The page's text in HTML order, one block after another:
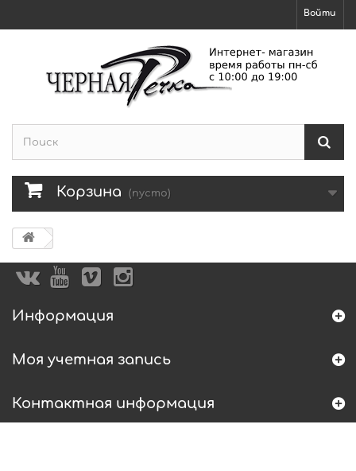
Войти
Корзина (пусто)
Информация
Моя учетная запись
Контактная информация